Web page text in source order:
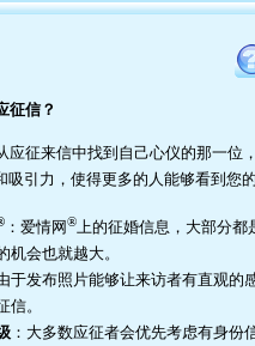
征信？
应征来信中找到自己心仪的那一
吸引力，使得更多的人能够看到您
：爱情网®上的征婚信息，大部分都
机会也就越大。
于发布照片能够让来访者有直观
信。
：大多数应征者会优先考虑有身份